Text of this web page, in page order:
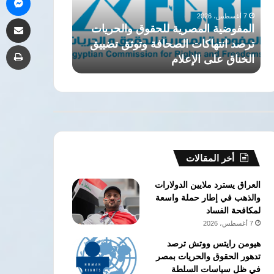
انتهاكات
الصحافة
وتوثق
تضييق
الخناق
على
7 أغسطس، 2026
المفوضية المصرية للحقوق والحريات
ترصد انتهاكات الصحافة وتوثق تضييق
الخناق على الإعلام
قضية
فساد
اختلاس
بمستشفى
أخر المقالات
العراق يسترد ملايين الدولارات
والذهب في إطار حملة واسعة
لمكافحة الفساد
7 أغسطس، 2026
هيومن رايتس ووتش ترصد
تدهور الحقوق والحريات بمصر
في ظل سياسات السلطة